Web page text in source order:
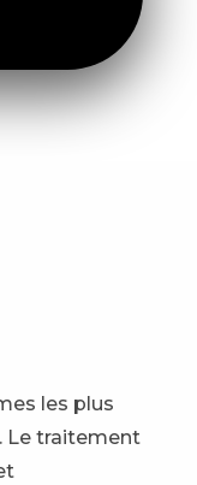
les plus
Le traitement